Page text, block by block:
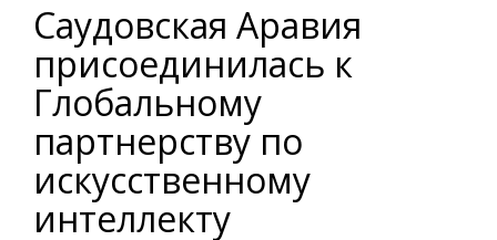
Саудовская Аравия
присоединилась к
Глобальному
партнерству по
искусственному
интеллекту